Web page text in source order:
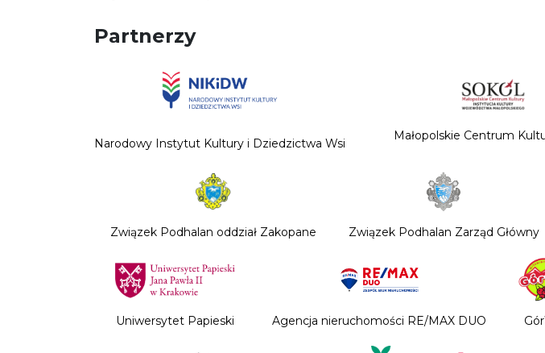
Partnerzy
Narodowy Instytut Kultury i Dziedzictwa Wsi
Małopolskie Centrum
Związek Podhalan oddział Zakopane Związek Podhalan Zarząd Główny
Uniwersytet Papieski Agencja nieruchomości RE/MAX DUO